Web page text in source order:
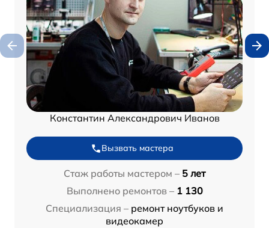
Константин Александрович Иванов
Вызвать мастера
Стаж работы мастером – 5 лет
Выполнено ремонтов – 1 130
Специализация – ремонт ноутбуков и
видеокамер